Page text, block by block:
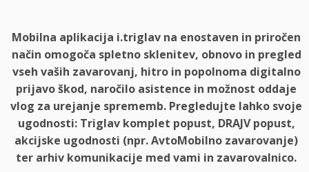
Mobilna aplikacija i.triglav na enostaven in priročen
način omogoča spletno sklenitev, obnovo in pregled
vseh vaših zavarovanj, hitro in popolnoma digitalno
prijavo škod, naročilo asistence in možnost oddaje
vlog za urejanje sprememb. Pregledujte lahko svoje
ugodnosti: Triglav komplet popust, DRAJV popust,
akcijske ugodnosti (npr. AvtoMobilno zavarovanje)
ter arhiv komunikacije med vami in zavarovalnico.